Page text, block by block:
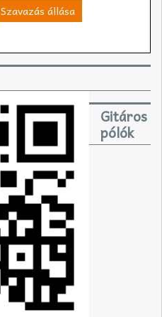
Szavazás állása
Gitáros
pólók